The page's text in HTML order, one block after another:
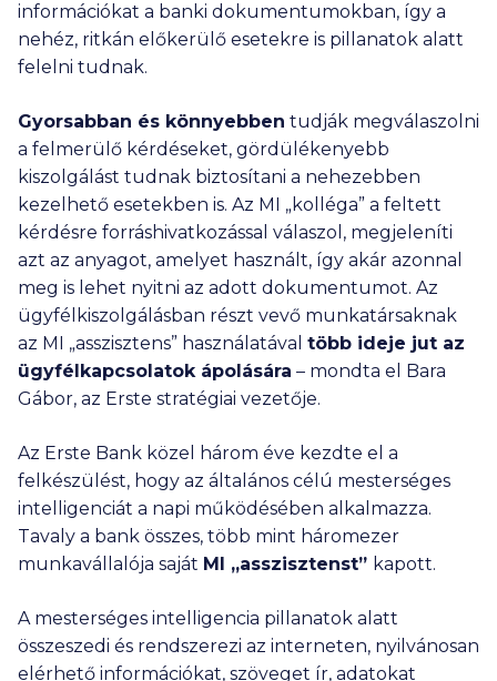
információkat a banki dokumentumokban, így a
nehéz, ritkán előkerülő esetekre is pillanatok alatt
felelni tudnak.
Gyorsabban és könnyebben tudják megválaszolni
a felmerülő kérdéseket, gördülékenyebb
kiszolgálást tudnak biztosítani a nehezebben
kezelhető esetekben is. Az MI „kolléga” a feltett
kérdésre forráshivatkozással válaszol, megjeleníti
azt az anyagot, amelyet használt, így akár azonnal
meg is lehet nyitni az adott dokumentumot. Az
ügyfélkiszolgálásban részt vevő munkatársaknak
az MI „asszisztens” használatával több ideje jut az
ügyfélkapcsolatok ápolására – mondta el Bara
Gábor, az Erste stratégiai vezetője.
Az Erste Bank közel három éve kezdte el a
felkészülést, hogy az általános célú mesterséges
intelligenciát a napi működésében alkalmazza.
Tavaly a bank összes, több mint háromezer
munkavállalója saját MI „asszisztenst” kapott.
A mesterséges intelligencia pillanatok alatt
összeszedi és rendszerezi az interneten, nyilvánosan
elérhető információkat, szöveget ír, adatokat